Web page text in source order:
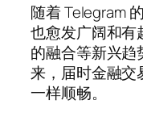
随着 Telegram
也愈发广阔和有
的融合等新兴趋
来，届时金融交
一样顺畅。